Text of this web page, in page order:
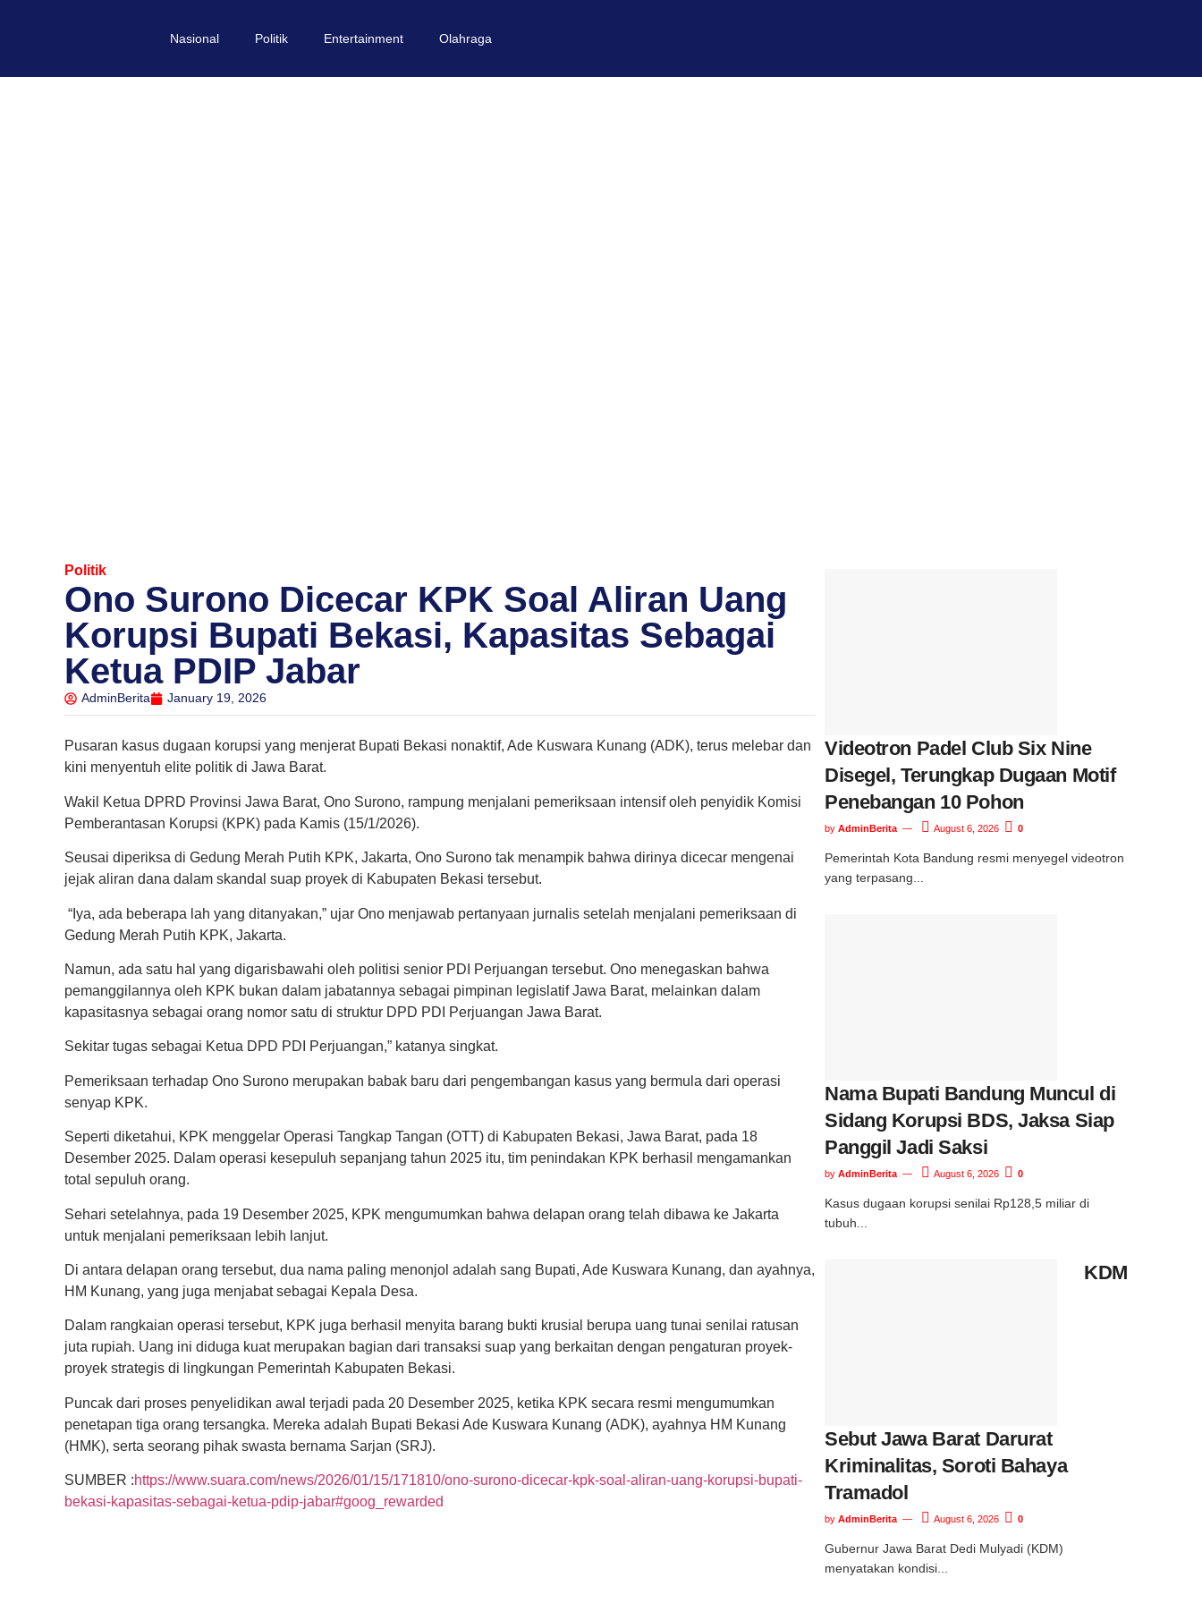
Nasional Politik Entertainment Olahraga
Politik
Ono Surono Dicecar KPK Soal Aliran Uang
Korupsi Bupati Bekasi, Kapasitas Sebagai
Ketua PDIP Jabar
AdminBerita January 19, 2026
Pusaran kasus dugaan korupsi yang menjerat Bupati Bekasi nonaktif, Ade Kuswara Kunang (ADK), terus melebar dan
kini menyentuh elite politik di Jawa Barat.
Wakil Ketua DPRD Provinsi Jawa Barat, Ono Surono, rampung menjalani pemeriksaan intensif oleh penyidik Komisi
Pemberantasan Korupsi (KPK) pada Kamis (15/1/2026).
Seusai diperiksa di Gedung Merah Putih KPK, Jakarta, Ono Surono tak menampik bahwa dirinya dicecar mengenai
jejak aliran dana dalam skandal suap proyek di Kabupaten Bekasi tersebut.
“Iya, ada beberapa lah yang ditanyakan,” ujar Ono menjawab pertanyaan jurnalis setelah menjalani pemeriksaan di
Gedung Merah Putih KPK, Jakarta.
Namun, ada satu hal yang digarisbawahi oleh politisi senior PDI Perjuangan tersebut. Ono menegaskan bahwa
pemanggilannya oleh KPK bukan dalam jabatannya sebagai pimpinan legislatif Jawa Barat, melainkan dalam
kapasitasnya sebagai orang nomor satu di struktur DPD PDI Perjuangan Jawa Barat.
Sekitar tugas sebagai Ketua DPD PDI Perjuangan,” katanya singkat.
Pemeriksaan terhadap Ono Surono merupakan babak baru dari pengembangan kasus yang bermula dari operasi
senyap KPK.
Seperti diketahui, KPK menggelar Operasi Tangkap Tangan (OTT) di Kabupaten Bekasi, Jawa Barat, pada 18
Desember 2025. Dalam operasi kesepuluh sepanjang tahun 2025 itu, tim penindakan KPK berhasil mengamankan
total sepuluh orang.
Sehari setelahnya, pada 19 Desember 2025, KPK mengumumkan bahwa delapan orang telah dibawa ke Jakarta
untuk menjalani pemeriksaan lebih lanjut.
Di antara delapan orang tersebut, dua nama paling menonjol adalah sang Bupati, Ade Kuswara Kunang, dan ayahnya,
HM Kunang, yang juga menjabat sebagai Kepala Desa.
Dalam rangkaian operasi tersebut, KPK juga berhasil menyita barang bukti krusial berupa uang tunai senilai ratusan
juta rupiah. Uang ini diduga kuat merupakan bagian dari transaksi suap yang berkaitan dengan pengaturan proyek-
proyek strategis di lingkungan Pemerintah Kabupaten Bekasi.
Puncak dari proses penyelidikan awal terjadi pada 20 Desember 2025, ketika KPK secara resmi mengumumkan
penetapan tiga orang tersangka. Mereka adalah Bupati Bekasi Ade Kuswara Kunang (ADK), ayahnya HM Kunang
(HMK), serta seorang pihak swasta bernama Sarjan (SRJ).
SUMBER :https://www.suara.com/news/2026/01/15/171810/ono-surono-dicecar-kpk-soal-aliran-uang-korupsi-bupati-
bekasi-kapasitas-sebagai-ketua-pdip-jabar#goog_rewarded
Videotron Padel Club Six Nine
Disegel, Terungkap Dugaan Motif
Penebangan 10 Pohon
by AdminBerita August 6, 2026 0
Pemerintah Kota Bandung resmi menyegel videotron
yang terpasang...
Nama Bupati Bandung Muncul di
Sidang Korupsi BDS, Jaksa Siap
Panggil Jadi Saksi
by AdminBerita August 6, 2026 0
Kasus dugaan korupsi senilai Rp128,5 miliar di
tubuh...
KDM
Sebut Jawa Barat Darurat
Kriminalitas, Soroti Bahaya
Tramadol
by AdminBerita August 6, 2026 0
Gubernur Jawa Barat Dedi Mulyadi (KDM)
menyatakan kondisi...